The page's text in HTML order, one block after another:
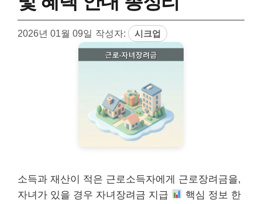
2026년 01월 09일 작성자: 시크업
소득과 재산이 적은 근로소득자에게 근로장려금을,
자녀가 있을 경우 자녀장려금 지급
핵심 정보 한